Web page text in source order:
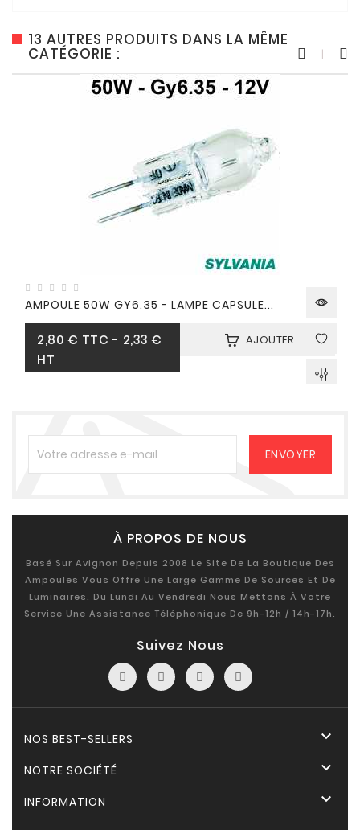
13 AUTRES PRODUITS DANS LA MÊME
CATÉGORIE :
AMPOULE 50W GY6.35 - LAMPE CAPSULE...
2,80 € Prix
TTC - 2,33 €
HT
AJOUTER
À PROPOS DE NOUS
Basé Sur Avignon Depuis 2008 Le Site De La Boutique Des
Ampoules Vous Offre Une Large Gamme De Sources Et De
Luminaires. Du Lundi Au Vendredi Nous Mettons À Votre
Service Une Assistance Téléphonique De 9h-12h / 14h-17h.
Suivez Nous
NOS BEST-SELLERS 
NOTRE SOCIÉTÉ 
INFORMATION 